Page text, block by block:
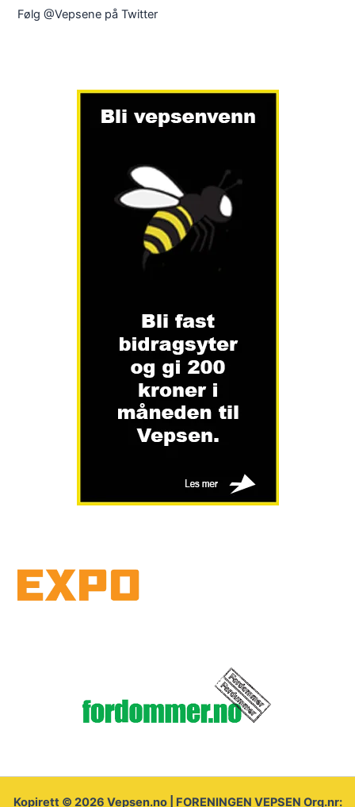
Følg @Vepsene på Twitter
Kopirett © 2026 Vepsen.no | FORENINGEN VEPSEN Org.nr: